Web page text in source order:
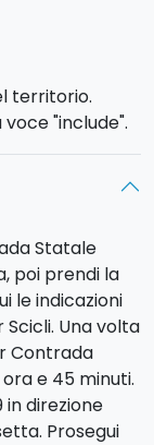
in cui
i prodotti
le erbe
uno
passiflora
con
Il
stagionale
", salvia in
formaggi locali
territorio.
"include".
Statale
poi prendi la
le indicazioni
Una volta
Contrada
e 45 minuti.
in direzione
Prosegui